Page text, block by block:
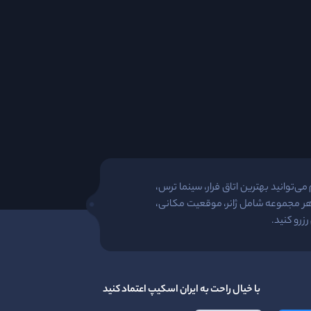
بهترین اتاق فرار، سینما ترس،
مجموعه شامل ژانر، موقعیت مکانی،
کنید.
با خیال راحت به ایران اسکیپ اعتماد کنید